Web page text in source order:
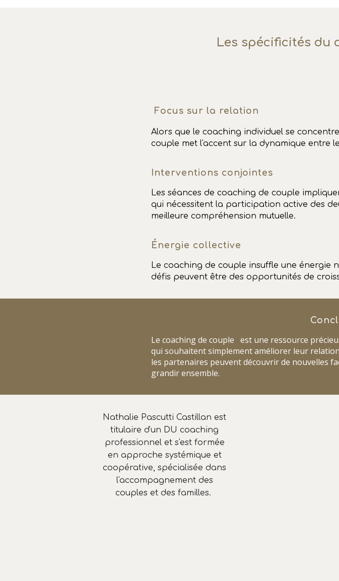
Les spécificités du
Focus sur la relation
Alors que le coaching individuel se
couple met l'accent sur la dynamique entre
Interventions conjointes
Les séances de coaching de couple
qui nécessitent la participation active des
meilleure compréhension mutuelle.
Énergie collective
Le coaching de couple insuffle une énergie
défis peuvent être des opportunités de
Le coaching de couple est une ressource
qui souhaitent simplement améliorer leur
les partenaires peuvent découvrir de nouvelles
grandir ensemble.
Nathalie Pascutti Castillan est
titulaire d'un DU coaching
professionnel et s'est formée
en approche systémique et
coopérative, spécialisée dans
l'accompagnement des
couples et des familles.